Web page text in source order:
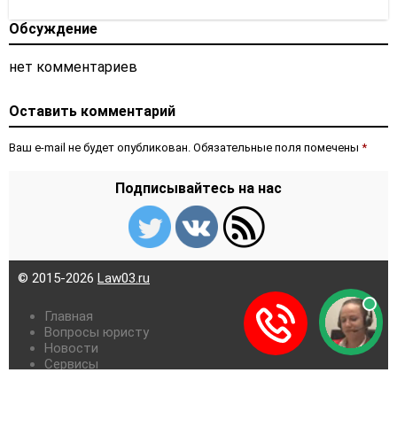
Обсуждение
нет комментариев
Оставить комментарий
Ваш e-mail не будет опубликован. Обязательные поля помечены *
Подписывайтесь на нас
© 2015-2026 Law03.ru
Главная
Вопросы юристу
Новости
Сервисы